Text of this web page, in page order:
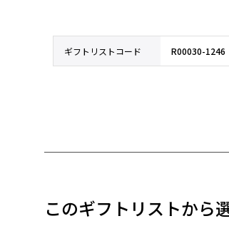
ギフトリストコード R00030-1246
このギフトリストから